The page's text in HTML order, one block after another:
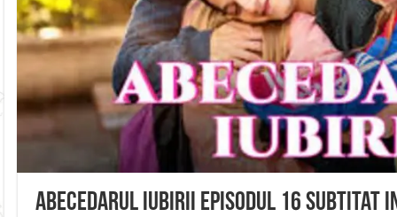
Abecedarul iubirii Episodul 16 Subtitat